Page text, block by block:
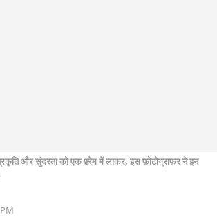
और सुंदरता को एक फ़्रेम में लाकर, इस फ़ोटोग्राफ़र ने इन